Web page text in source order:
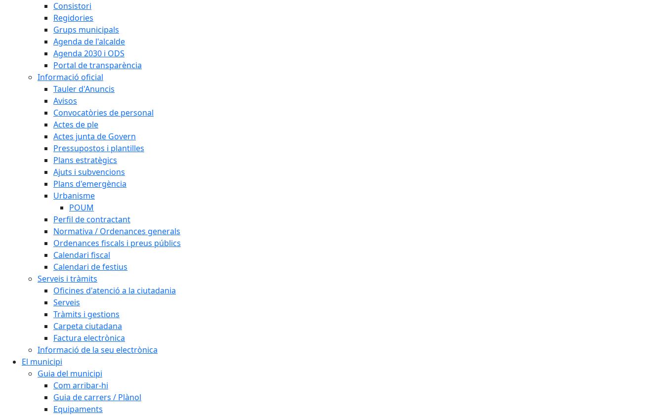
Consistori
Regidories
Grups municipals
Agenda de l'alcalde
Agenda 2030 i ODS
Portal de transparència
Informació oficial
Tauler d'Anuncis
Avisos
Convocatòries de personal
Actes de ple
Actes junta de Govern
Pressupostos i plantilles
Plans estratègics
Ajuts i subvencions
Plans d'emergència
Urbanisme
POUM
Perfil de contractant
Normativa / Ordenances generals
Ordenances fiscals i preus públics
Calendari fiscal
Calendari de festius
Serveis i tràmits
Oficines d'atenció a la ciutadania
Serveis
Tràmits i gestions
Carpeta ciutadana
Factura electrònica
Informació de la seu electrònica
El municipi
Guia del municipi
Com arribar-hi
Guia de carrers / Plànol
Equipaments